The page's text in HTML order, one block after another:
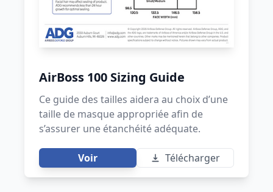
AirBoss 100 Sizing Guide
Ce guide des tailles aidera au choix d’une
taille de masque appropriée afin de
s’assurer une étanchéité adéquate.
Voir Télécharger